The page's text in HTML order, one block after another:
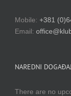
Mobile: +381
Email:
NAREDNI
There are no